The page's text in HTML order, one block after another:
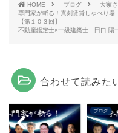
HOME ブログ
大家
専門家が斬る！真剣賃貸しゃべり場
【第１０３回】
不動産鑑定士×一級建築士 田口 陽
合わせて読みた
ブログ